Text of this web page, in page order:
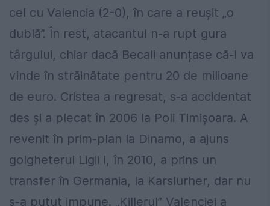
cel cu Valencia (2-0), în care a reușit „o
dublă”. În rest, atacantul n-a rupt gura
târgului, chiar dacă Becali anunțase că-l va
vinde în străinătate pentru 20 de milioane
de euro. Cristea a regresat, s-a accidentat
des și a plecat în 2006 la Poli Timișoara. A
revenit în prim-plan la Dinamo, a ajuns
golgheterul Ligii I, în 2010, a prins un
transfer în Germania, la Karslurher, dar nu
s-a putut impune. „Killerul” Valenciei a